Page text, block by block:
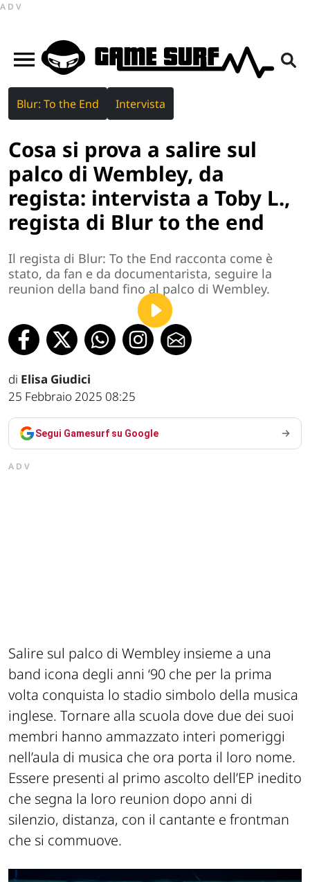
ADV
Blur: To the End Intervista
Cosa si prova a salire sul
palco di Wembley, da
regista: intervista a Toby L.,
regista di Blur to the end
Il regista di Blur: To the End racconta come è
stato, da fan e da documentarista, seguire la
reunion della band fino al palco di Wembley.
di Elisa Giudici
25 Febbraio 2025 08:25
Segui Gamesurf su Google
ADV
Salire sul palco di Wembley insieme a una
band icona degli anni ‘90 che per la prima
volta conquista lo stadio simbolo della musica
inglese. Tornare alla scuola dove due dei suoi
membri hanno ammazzato interi pomeriggi
nell’aula di musica che ora porta il loro nome.
Essere presenti al primo ascolto dell’EP inedito
che segna la loro reunion dopo anni di
silenzio, distanza, con il cantante e frontman
che si commuove.